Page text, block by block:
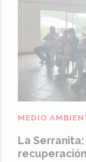
La
MEDIO